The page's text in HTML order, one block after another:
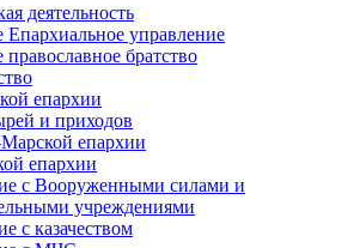
деятельность
Епархиальное управление
православное братство
епархии
и приходов
епархии
епархии
с Вооруженными силами и
учреждениями
с казачеством